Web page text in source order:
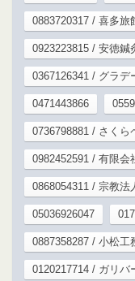
0883720317 / 喜多旅
0923223815 / 安徳鍼
0367126341 / グラデ
0471443866
0736798881 / さくら
0982452591 / 有限会
0868054311 / 宗教法
05036926047
0887358287 / 小松工
0120217714 / ガリバ